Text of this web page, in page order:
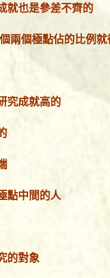
就也是參差不齊的
兩個極點佔的比例就
究成就高的
點中間的人
的對象